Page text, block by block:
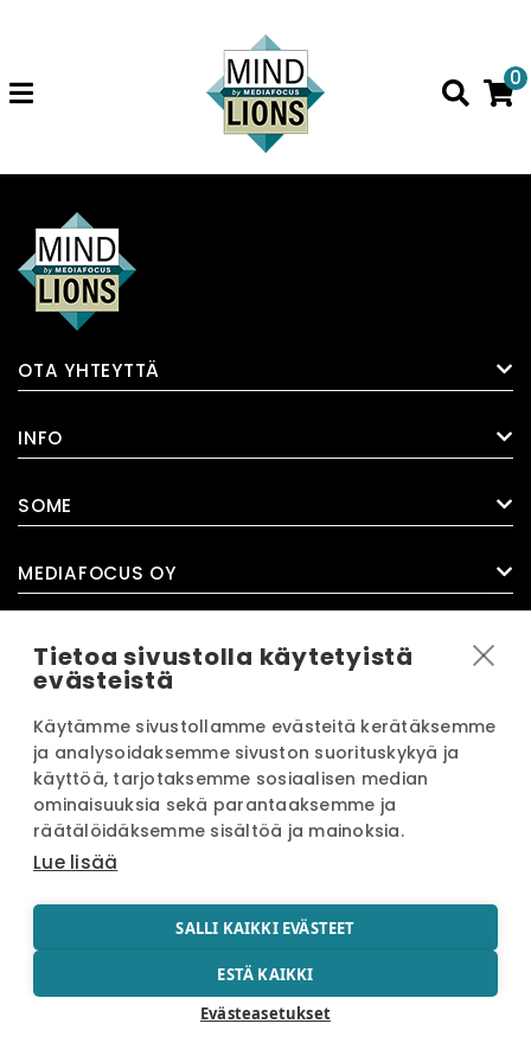
0
OTA YHTEYTTÄ
INFO
SOME
MEDIAFOCUS OY
© Mediafocus Oy ® Mindlions 2026
Tietoa sivustolla käytetyistä
evästeistä
Käytämme sivustollamme evästeitä kerätäksemme
ja analysoidaksemme sivuston suorituskykyä ja
käyttöä, tarjotaksemme sosiaalisen median
ominaisuuksia sekä parantaaksemme ja
räätälöidäksemme sisältöä ja mainoksia.
Lue lisää
SALLI KAIKKI EVÄSTEET
ESTÄ KAIKKI
Evästeasetukset